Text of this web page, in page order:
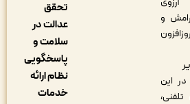
عدالت در
سلامت و
پاسخگویی
نظام ارائه